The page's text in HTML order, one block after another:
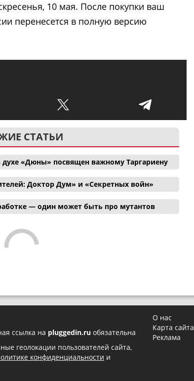
10 мая. После покупки ваш
перенесется в полную версию
СТАТЬИ
«Дюны» посвящен важному Таргариену
Доктор Дум» и «Секретных войн»
— один может быть про мутантов
ссылка на pluggedin.ru обязательна
геолокации пользователей сайта,
конфиденциальности и
О нас
Карта сайта
Реклама